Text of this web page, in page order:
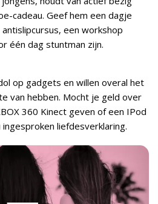
cadeau. Geef hem een dagje
een workshop
één dag stuntman zijn.
op gadgets en willen overal het
van hebben. Mocht je geld over
360 Kinect geven of een IPod
liefdesverklaring.